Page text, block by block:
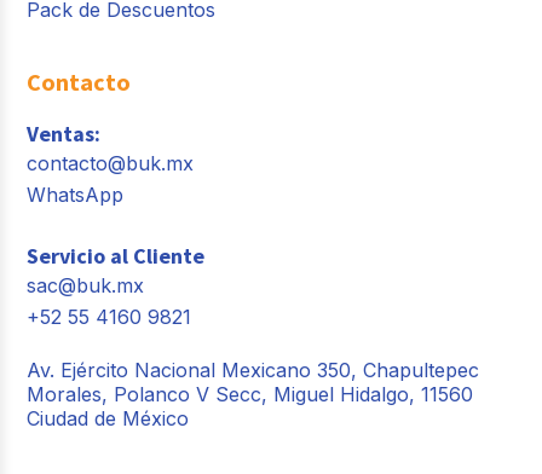
Pack de Descuentos
Contacto
Ventas:
contacto@buk.mx
WhatsApp
Servicio al Cliente
sac@buk.mx
+52 55 4160 9821
Av. Ejército Nacional Mexicano 350, Chapultepec
Morales, Polanco V Secc, Miguel Hidalgo, 11560
Ciudad de México